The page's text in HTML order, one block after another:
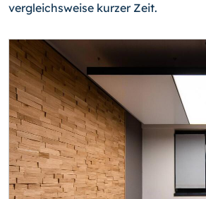
vergleichsweise kurzer Zeit.